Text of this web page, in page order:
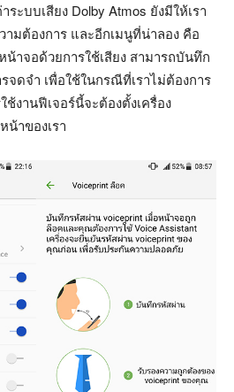
ะบบเสียง Dolby Atmos ยังมีให้เรา
มต้องการ และอีกเมนูที่น่าลอง คือ
าจอด้วยการใช้เสียง สามารถบันทึก
จดจำ เพื่อใช้ในกรณีที่เราไม่ต้องการ
งานฟีเจอร์นี้จะต้องตั้งเครื่อง
น้าของเรา